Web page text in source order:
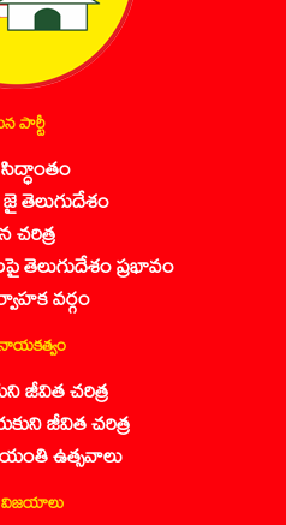
పార్టీ
తెలుగుదేశం
చరిత్ర
ప్రభావం
వర్గం
జీవిత చరిత్ర
జీవిత చరిత్ర
ఉత్సవాలు